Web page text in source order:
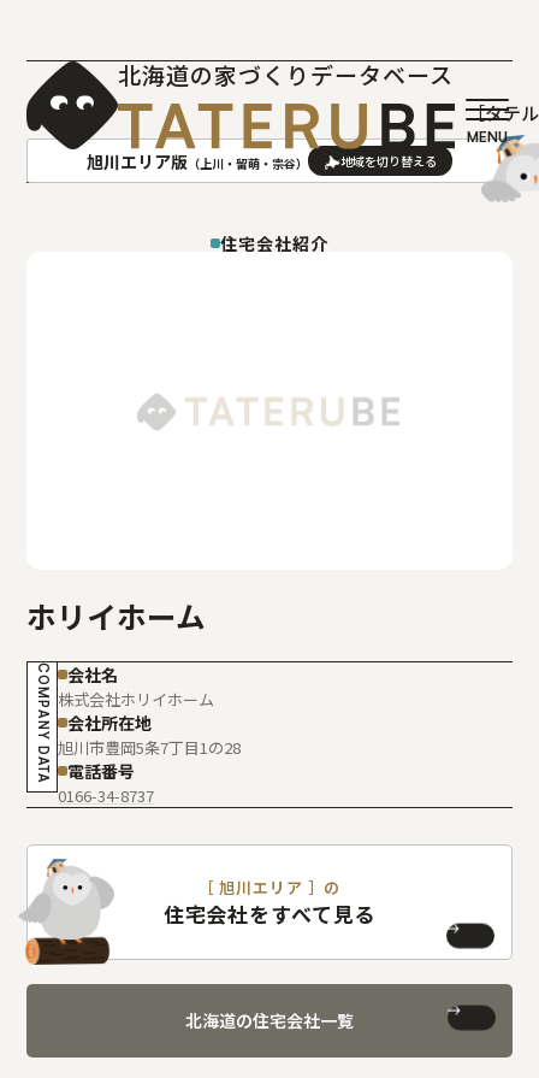
北海道の家づくりデータベース
［タテ
旭川エリア版 （上川・留萌・宗谷）
北見(オホーツク)版
住宅会社紹介
ホリイホーム
COMPANY DATA 会社名
株式会社ホリイホーム
会社所在地
旭川市豊岡5条7丁目1の28
電話番号
0166-34-8737
［ 旭川エリア ］の
住宅会社をすべて見る
北海道の住宅会社一覧